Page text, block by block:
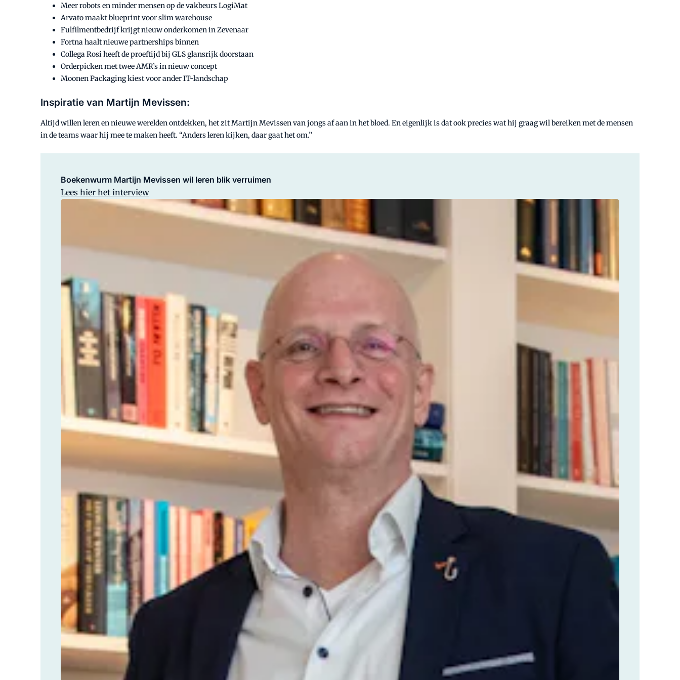
Meer robots en minder mensen op de vakbeurs LogiMat
Arvato maakt blueprint voor slim warehouse
Fulfilmentbedrijf krijgt nieuw onderkomen in Zevenaar
Fortna haalt nieuwe partnerships binnen
Collega Rosi heeft de proeftijd bij GLS glansrijk doorstaan
Orderpicken met twee AMR’s in nieuw concept
Moonen Packaging kiest voor ander IT-landschap
Inspiratie van Martijn Mevissen:
Altijd willen leren en nieuwe werelden ontdekken, het zit Martijn Mevissen van jongs af aan in het bloed. En eigenlijk is dat ook precies wat hij graag wil bereiken met de mensen
in de teams waar hij mee te maken heeft. “Anders leren kijken, daar gaat het om.”
Boekenwurm Martijn Mevissen wil leren blik verruimen
Lees hier het interview